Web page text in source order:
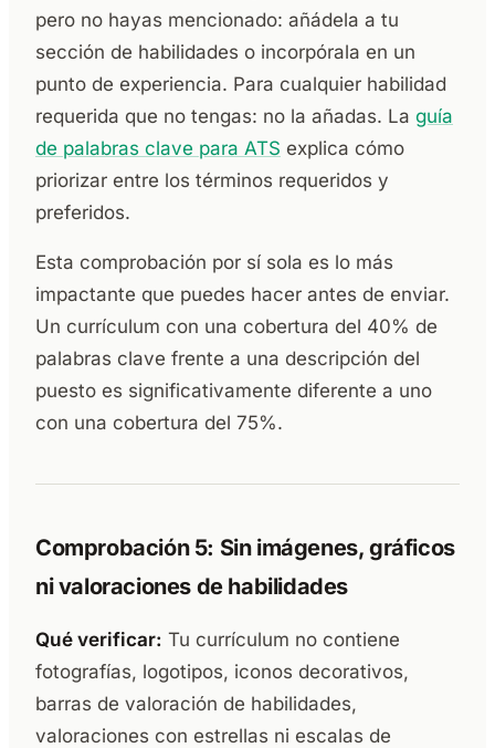
pero no hayas mencionado: añádela a tu
sección de habilidades o incorpórala en un
punto de experiencia. Para cualquier habilidad
requerida que no tengas: no la añadas. La guía
de palabras clave para ATS explica cómo
priorizar entre los términos requeridos y
preferidos.
Esta comprobación por sí sola es lo más
impactante que puedes hacer antes de enviar.
Un currículum con una cobertura del 40% de
palabras clave frente a una descripción del
puesto es significativamente diferente a uno
con una cobertura del 75%.
Comprobación 5: Sin imágenes, gráficos
ni valoraciones de habilidades
Qué verificar: Tu currículum no contiene
fotografías, logotipos, iconos decorativos,
barras de valoración de habilidades,
valoraciones con estrellas ni escalas de